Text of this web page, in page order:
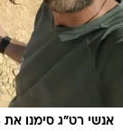
אנשי רט"ג סימנו